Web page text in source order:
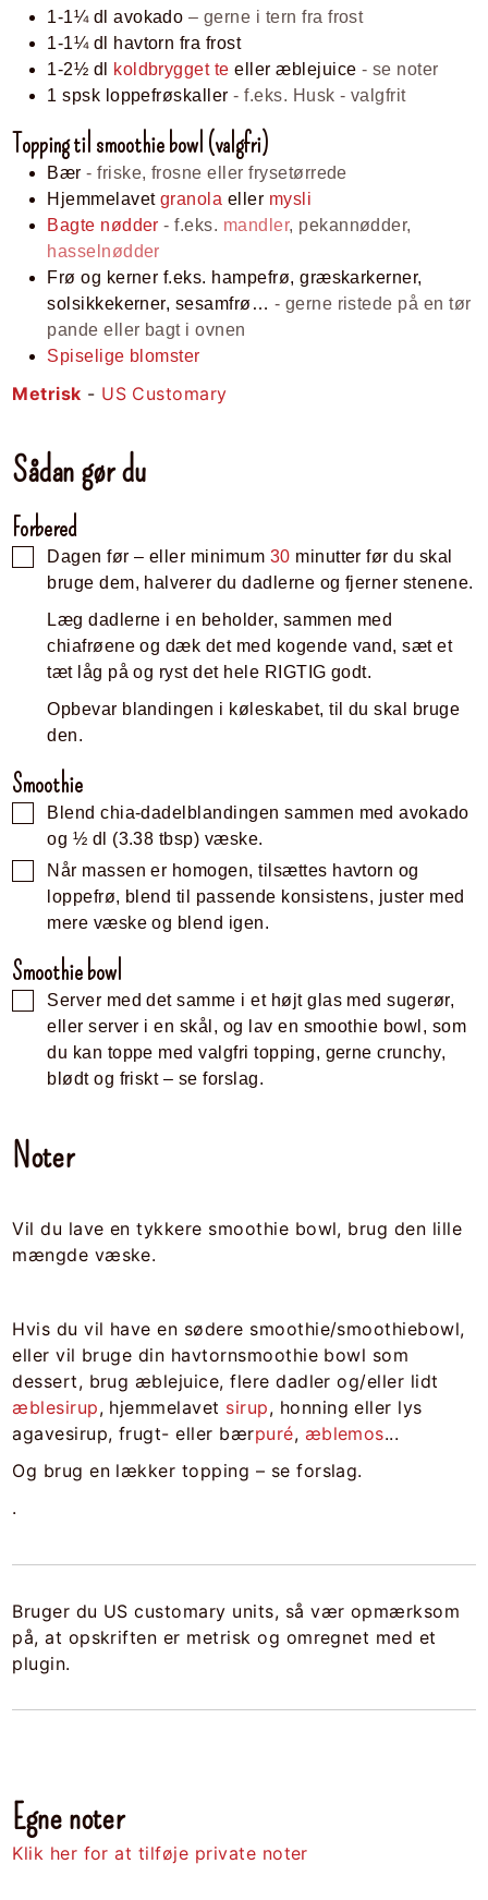
1-1¼ dl avokado – gerne i tern fra frost
1-1¼ dl
havtorn fra frost
1-2½ dl koldbrygget te eller æblejuice - se noter
1 spsk loppefrøskaller- f.eks. Husk - valgfrit
Topping til smoothie bowl (valgfri)
Bær - friske, frosne eller frysetørrede
Hjemmelavet granola eller mysli
Bagte nødder -f.eks. mandler, pekannødder,
hasselnødder
Frø og kerner f.eks. hampefrø, græskarkerner,
solsikkekerner, sesamfrø… - gerne ristede på en tør
pande eller bagt i ovnen
Spiselige blomster
Metrisk - US Customary
Sådan gør du
Forbered
Dagen før – eller minimum 30 minutter før du skal
bruge dem, halverer du dadlerne og fjerner stenene.
Læg dadlerne i en beholder, sammen med
chiafrøene og dæk det med kogende vand, sæt et
tæt låg på og ryst det hele RIGTIG godt.
Opbevar blandingen i køleskabet, til du skal bruge
den.
Smoothie
Blend chia-dadelblandingen sammen med avokado
og ½ dl (3.38 tbsp) væske.
Når massen er homogen, tilsættes havtorn og
loppefrø, blend til passende konsistens, juster med
mere væske og blend igen.
Smoothie bowl
Server med det samme i et højt glas med sugerør,
eller server i en skål, og lav en smoothie bowl, som
du kan toppe med valgfri topping, gerne crunchy,
blødt og friskt – se forslag.
Noter
Vil du lave en tykkere smoothie bowl, brug den lille
mængde væske.
Hvis du vil have en sødere smoothie/smoothiebowl,
eller vil bruge din havtornsmoothie bowl som
dessert, brug æblejuice, flere dadler og/eller lidt
æblesirup, hjemmelavet sirup, honning eller lys
agavesirup, frugt- eller bærpuré, æblemos...
Og brug en lækker topping – se forslag.
.
Bruger du US customary units, så vær opmærksom
på, at opskriften er metrisk og omregnet med et
plugin.
Egne noter
Klik her for at tilføje private noter